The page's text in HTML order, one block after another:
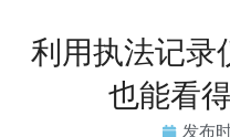
利用执法记录
也能看
发布